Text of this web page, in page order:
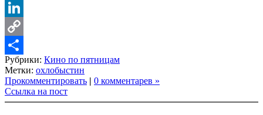
VK
LinkedIn
Copy
Link
Share
Рубрики: Кино по пятницам
Метки: охлобыстин
Прокомментировать | 0 комментарев »
Ссылка на пост